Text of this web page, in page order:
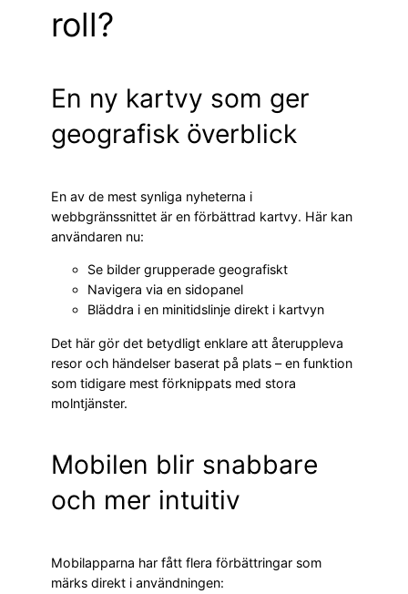
roll?
En ny kartvy som ger
geografisk överblick
En av de mest synliga nyheterna i
webbgränssnittet är en förbättrad kartvy. Här kan
användaren nu:
Se bilder grupperade geografiskt
Navigera via en sidopanel
Bläddra i en minitidslinje direkt i kartvyn
Det här gör det betydligt enklare att återuppleva
resor och händelser baserat på plats – en funktion
som tidigare mest förknippats med stora
molntjänster.
Mobilen blir snabbare
och mer intuitiv
Mobilapparna har fått flera förbättringar som
märks direkt i användningen: